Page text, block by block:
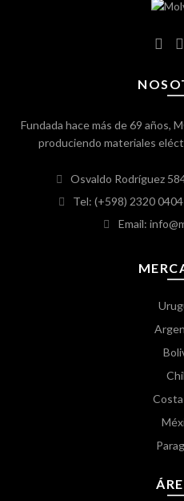
Fundada hace más de 69 años,
produciendo materiales
Osvaldo Rodríguez
Tel: (+598) 2320 0404
Email:
Costa